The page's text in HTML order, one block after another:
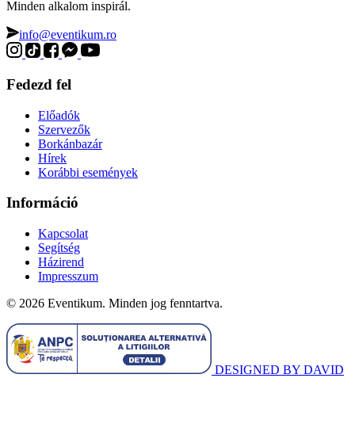
Minden alkalom inspirál.
info@eventikum.ro
Fedezd fel
Előadók
Szervezők
Borkánbazár
Hírek
Korábbi események
Információ
Kapcsolat
Segítség
Házirend
Impresszum
© 2026 Eventikum. Minden jog fenntartva.
DESIGNED BY DAVID